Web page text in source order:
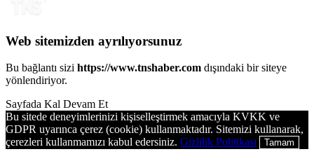
Web sitemizden ayrılıyorsunuz
Bu bağlantı sizi https://www.tnshaber.com dışındaki bir siteye
yönlendiriyor.
Sayfada Kal Devam Et
Bu sitede deneyimlerinizi kişiselleştirmek amacıyla KVKK ve
GDPR uyarınca çerez (cookie) kullanmaktadır. Sitemizi kullanarak,
çerezleri kullanmamızı kabul edersiniz. Gizlilik Politikası Tamam